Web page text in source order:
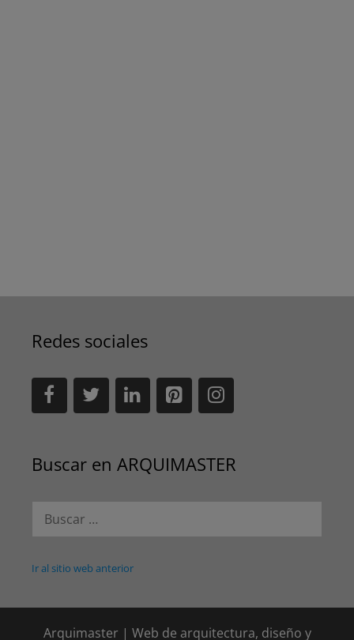
Redes sociales
Buscar en ARQUIMASTER
Ir al sitio web anterior
Arquimaster | Web de arquitectura, diseño y